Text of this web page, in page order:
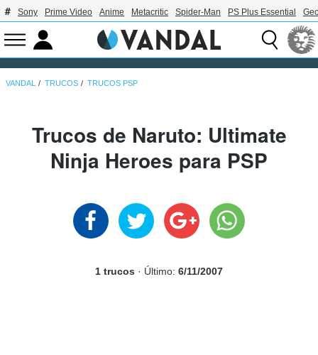
Sony Prime Video Anime Metacritic Spider-Man PS Plus Essential
VANDAL TRUCOS TRUCOS PSP
Trucos de Naruto: Ultimate
Ninja Heroes para PSP
1 trucos · Último: 6/11/2007